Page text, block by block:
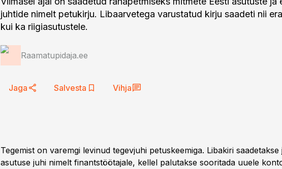
juhtide nimelt petukirju. Libaarvetega varustatud kirju saadeti nii
kui ka riigiasutustele.
Raamatupidaja.ee
Jaga Salvesta Vihja
Tegemist on varemgi levinud tegevjuhi petuskeemiga. Libakiri saadetakse
asutuse juhi nimelt finantstöötajale, kellel palutakse sooritada uuele